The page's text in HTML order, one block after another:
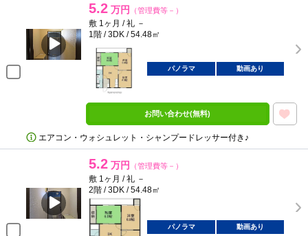
5.2 万円 （管理費等－）
敷 1ヶ月 / 礼 －
1階 / 3DK / 54.48㎡
パノラマ 動画あり
お問い合わせ(無料)
エアコン・ウォシュレット・シャンプードレッサー付き♪
5.2 万円 （管理費等－）
敷 1ヶ月 / 礼 －
2階 / 3DK / 54.48㎡
パノラマ 動画あり